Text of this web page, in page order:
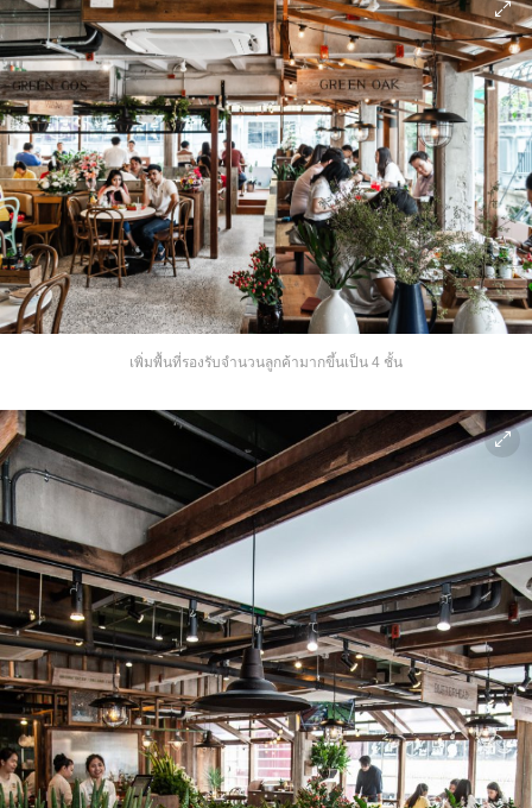
เพิ่มพื้นที่รองรับจำนวนลูกค้ามากขึ้นเป็น 4 ชั้น